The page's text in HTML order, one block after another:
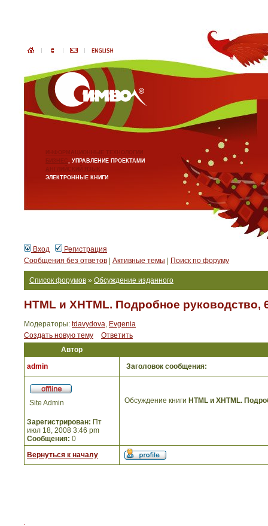
ИНФОРМАЦИОННЫЕ ТЕХНОЛОГИИ
БИЗНЕС, УПРАВЛЕНИЕ ПРОЕКТАМИ
АНГЛИЙСКИЙ ЯЗЫК
ЭЛЕКТРОННЫЕ КНИГИ
Вход
Регистрация
Сообщения без ответов
Активные темы Поиск по форуму
Список форумов » Обсуждение изданного
HTML и XHTML. Подробное руководство,
Модераторы: tdavydova, Evgenia
Создать новую тему
Ответить
Автор
admin
Заголовок сообщения:
Site Admin
Зарегистрирован: Пт
июл 18, 2008 3:46 pm
Сообщения: 0
Обсуждение книги HTML и XHTML.
Вернуться к началу